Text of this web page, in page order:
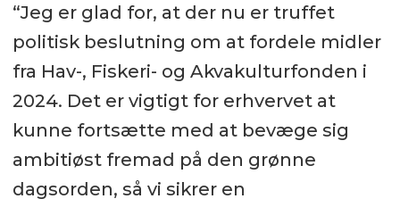
“Jeg er glad for, at der nu er truffet
politisk beslutning om at fordele midler
fra Hav-, Fiskeri- og Akvakulturfonden i
2024. Det er vigtigt for erhvervet at
kunne fortsætte med at bevæge sig
ambitiøst fremad på den grønne
dagsorden, så vi sikrer en